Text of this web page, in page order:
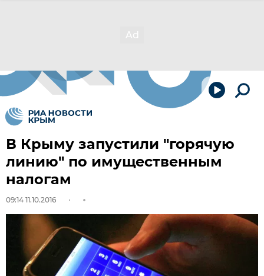
В Крыму запустили "горячую
линию" по имущественным
налогам
09:14 11.10.2016